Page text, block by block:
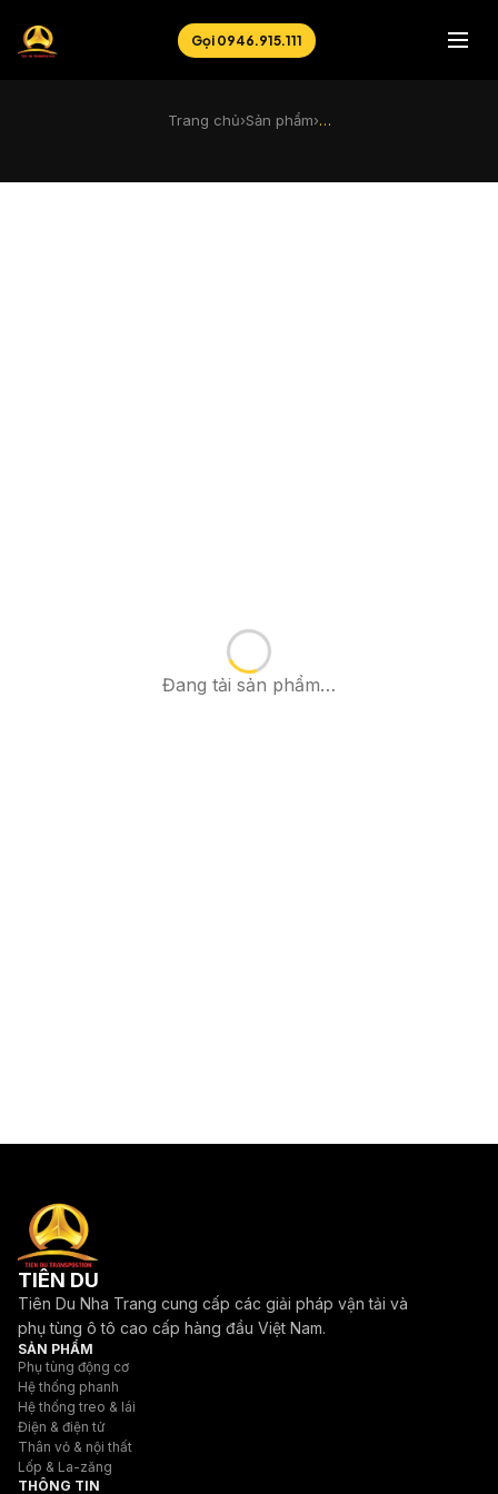
Gọi 0946.915.111
Trang chủ›Sản phẩm›…
Đang tải sản phẩm…
TIÊN DU
Tiên Du Nha Trang cung cấp các giải pháp vận tải và
phụ tùng ô tô cao cấp hàng đầu Việt Nam.
SẢN PHẨM
Phụ tùng động cơ
Hệ thống phanh
Hệ thống treo & lái
Điện & điện tử
Thân vỏ & nội thất
Lốp & La-zăng
THÔNG TIN